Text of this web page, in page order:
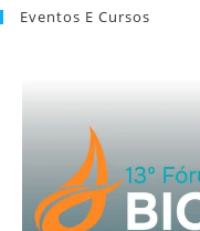
Eventos E Cursos